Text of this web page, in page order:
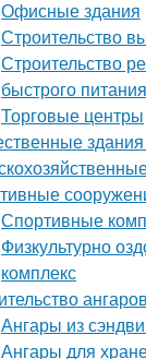
Офисные здания
Строительство
Строительство
быстрого питания
Торговые центры
Спортивные
Физкультурно
комплекс
ангаров
Ангары из
Ангары для